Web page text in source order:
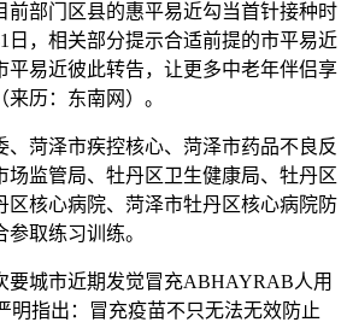
部门区县的惠平易近勾当首针接种时
日，相关部分提示合适前提的市平易近
平易近彼此转告，让更多中老年伴侣享
历：东南网）。
菏泽市疾控核心、菏泽市药品不良反
场监管局、牡丹区卫生健康局、牡丹区
区核心病院、菏泽市牡丹区核心病院防
取练习训练。
城市近期发觉冒充ABHAYRAB人用
明指出：冒充疫苗不只无法无效防止